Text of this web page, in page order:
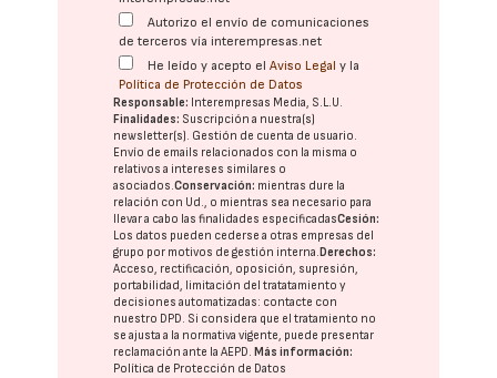
Autorizo el envío de comunicaciones
de terceros vía interempresas.net
He leído y acepto elAviso Legal y la
Política de Protección de Datos
Responsable: Interempresas Media, S.L.U.
Finalidades: Suscripción a nuestra(s)
newsletter(s). Gestión de cuenta de usuario.
Envío de emails relacionados con la misma o
relativos a intereses similares o
asociados.Conservación: mientras dure la
relación con Ud., o mientras sea necesario para
llevar a cabo las finalidades especificadasCesión:
Los datos pueden cederse a otras empresas del
grupo por motivos de gestión interna. Derechos:
Acceso, rectificación, oposición, supresión,
portabilidad, limitación del tratatamiento y
decisiones automatizadas: contacte con
nuestro DPD. Si considera que el tratamiento no
se ajusta a la normativa vigente, puede presentar
reclamación ante laAEPD. Más información:
Política de Protección de Datos